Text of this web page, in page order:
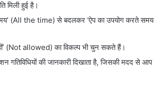
मिली हुई है।
(All the time) से बदलकर ‘ऐप का उपयोग करते समय
(Not allowed) का विकल्प भी चुन सकते हैं।
गतिविधियों की जानकारी दिखाता है, जिसकी मदद से आप